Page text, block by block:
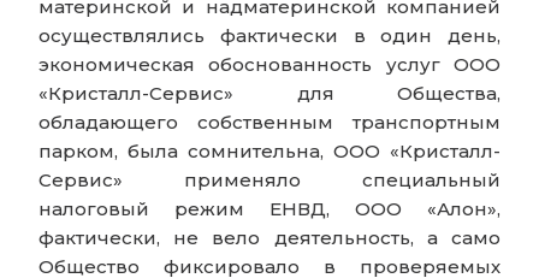
материнской и надматеринской компанией
осуществлялись фактически в один день,
экономическая обоснованность услуг ООО
«Кристалл-Сервис» для Общества,
обладающего собственным транспортным
парком, была сомнительна, ООО «Кристалл-
Сервис» применяло специальный
налоговый режим ЕНВД, ООО «Алон»,
фактически, не вело деятельность, а само
Общество фиксировало в проверяемых